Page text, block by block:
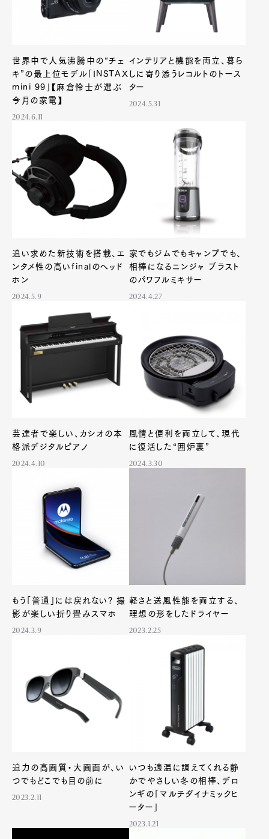
Fashion
GourmetCars
Product Lifestyle
Magazine
About
世界中で人気沸騰中の“チェ
キ”の最上位モデル「INSTAX
mini 99」【麻倉怜士が選ぶ
今月の家電】
2024.6.11
インテリアと機能を両立、暮ら
しに寄り添うレコルトのトース
ター
2024.5.31
追い求めた新技術を搭載、エ
ンタメ性の高いfinalのヘッド
ホン
2024.5.9
家でもジムでもキャンプでも、
相棒になるニンジャ ブラスト
のパワフルミキサー
2024.4.27
芸達者で楽しい、カシオの本
格派デジタルピアノ
2024.4.10
風情と便利を両立して、現代
に復活した“囲炉裏”
2024.3.30
もう「普通」には戻れない? 撮
影が楽しい折り畳みスマホ
2024.3.9
軽さと送風性能を両立する、
理想の形をしたドライヤー
2023.2.25
迫力の高画質・大画面が、い
つでもどこでも目の前に
2023.2.11
いつも適温に調えてくれる静
かでやさしい冬の相棒、デロ
ンギの「マルチダイナミックヒ
ーター」
2023.1.21